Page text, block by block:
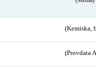
(Kemiska,
(Provdata